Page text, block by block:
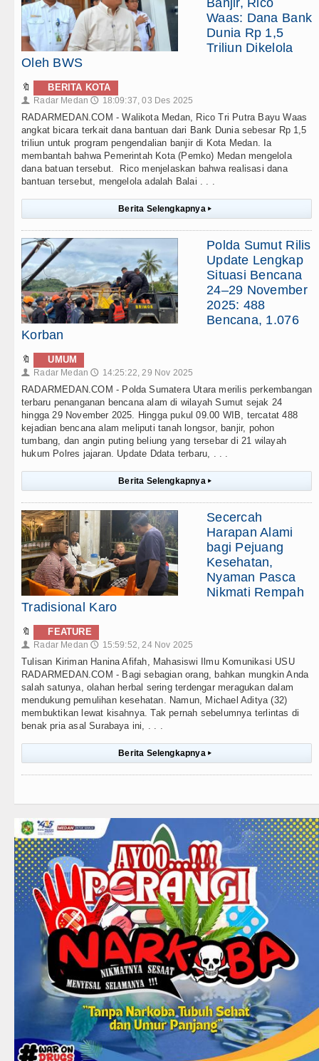
Waas: Dana Bank
Dunia Rp 1,5
Triliun Dikelola
Oleh BWS
🔖 BERITA KOTA
👤 Radar Medan 🕔 18:09:37, 03 Des 2025
RADARMEDAN.COM - Walikota Medan, Rico Tri Putra Bayu Waas
angkat bicara terkait dana bantuan dari Bank Dunia sebesar Rp 1,5
triliun untuk program pengendalian banjir di Kota Medan. Ia
membantah bahwa Pemerintah Kota (Pemko) Medan mengelola
dana batuan tersebut. Rico menjelaskan bahwa realisasi dana
bantuan tersebut, mengelola adalah Balai . . .
Berita Selengkapnya ▸
Polda Sumut Rilis
Update Lengkap
Situasi Bencana
24–29 November
2025: 488
Bencana, 1.076
Korban
🔖 UMUM
👤 Radar Medan 🕔 14:25:22, 29 Nov 2025
RADARMEDAN.COM - Polda Sumatera Utara merilis perkembangan
terbaru penanganan bencana alam di wilayah Sumut sejak 24
hingga 29 November 2025. Hingga pukul 09.00 WIB, tercatat 488
kejadian bencana alam meliputi tanah longsor, banjir, pohon
tumbang, dan angin puting beliung yang tersebar di 21 wilayah
hukum Polres jajaran. Update Ddata terbaru, . . .
Berita Selengkapnya ▸
Secercah
Harapan Alami
bagi Pejuang
Kesehatan,
Nyaman Pasca
Nikmati Rempah
Tradisional Karo
🔖 FEATURE
👤 Radar Medan 🕔 15:59:52, 24 Nov 2025
Tulisan Kiriman Hanina Afifah, Mahasiswi Ilmu Komunikasi USU
RADARMEDAN.COM - Bagi sebagian orang, bahkan mungkin Anda
salah satunya, olahan herbal sering terdengar meragukan dalam
mendukung pemulihan kesehatan. Namun, Michael Aditya (32)
membuktikan lewat kisahnya. Tak pernah sebelumnya terlintas di
benak pria asal Surabaya ini, . . .
Berita Selengkapnya ▸